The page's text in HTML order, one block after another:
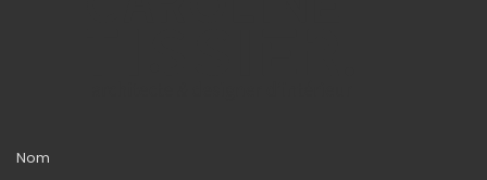
Nom